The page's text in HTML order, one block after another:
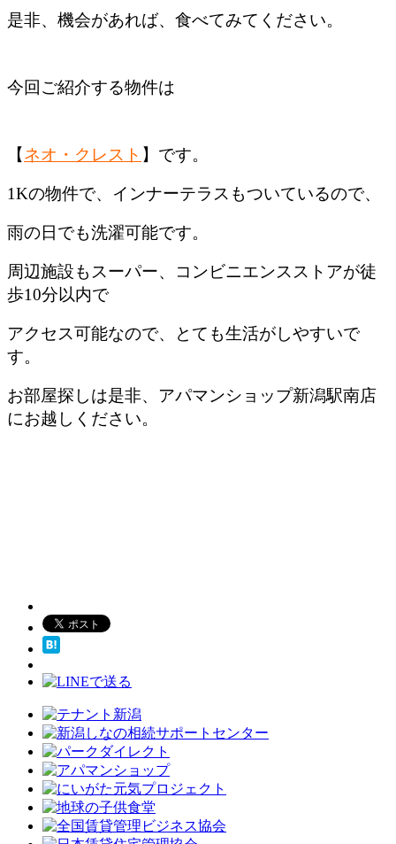
是非、機会があれば、食べてみてください。
今回ご紹介する物件は
【ネオ・クレスト 】です。
1Kの物件で、インナーテラスもついているので、
雨の日でも洗濯可能です。
周辺施設もスーパー、コンビニエンスストアが徒
歩10分以内で
アクセス可能なので、とても生活がしやすいで
す。
お部屋探しは是非、アパマンショップ新潟駅南店
にお越しください。